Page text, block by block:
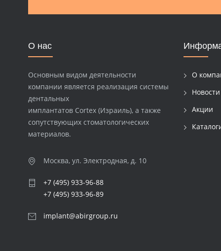
О нас
Основным видом деятельности
компании является реализация системы
дентальных
имплантатов Cortex (Израиль), а также
сопутствующих стоматологических
материалов.
Москва, ул. Электродная, д. 10
+7 (495) 933-96-88
+7 (495) 933-96-89
implant@abirgroup.ru
О
Новости
Акции